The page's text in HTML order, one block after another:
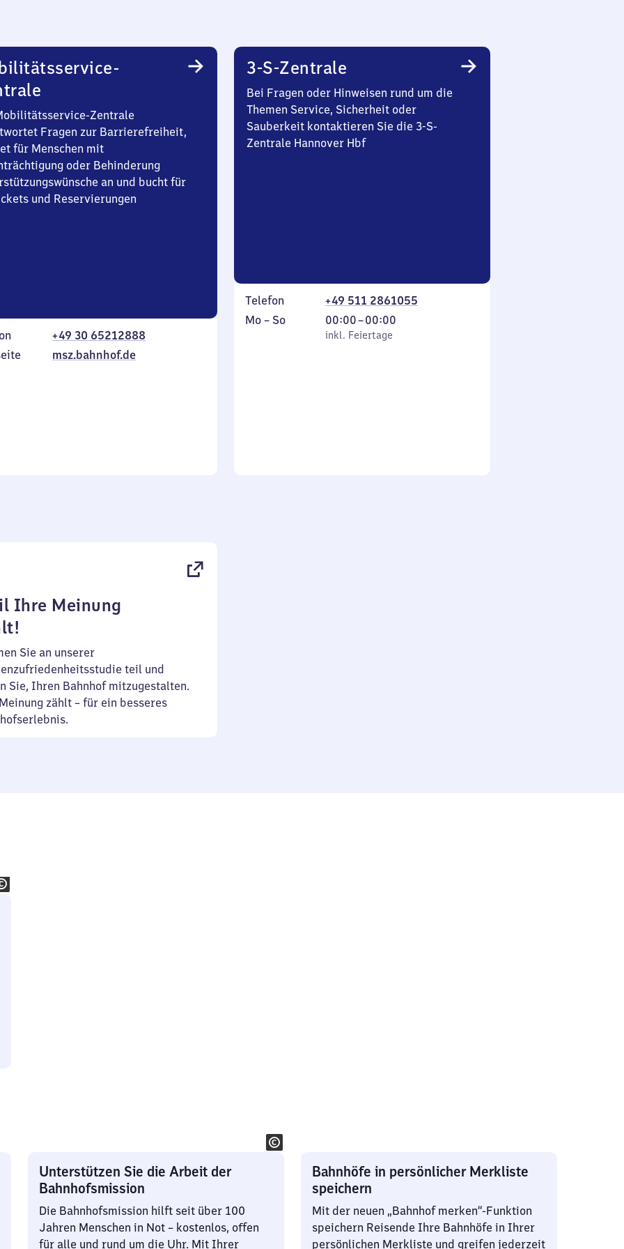
Zentrale
Fragen zur Barrierefreiheit,
für Menschen mit
oder Behinderung
an und bucht für
und Reservierungen
+49 30 65212888
msz.bahnhof.de
3-S-Zentrale
Bei Fragen oder Hinweisen rund um die
Themen Service, Sicherheit oder
Sauberkeit kontaktieren Sie die 3-S-
Zentrale Hannover Hbf
Telefon
+49 511 2861055
Montag
Mo – So,
inkl. Feiertage
00:00–00:00
Von
0
inkl. Feiertage
Ihre Meinung
Sie an unserer
teil und
Sie, Ihren Bahnhof mitzugestalten.
zählt – für ein besseres
Unterstützen Sie die Arbeit der
Bahnhofsmission
Die Bahnhofsmission hilft seit über 100
Jahren Menschen in Not – kostenlos, offen
für alle und rund um die Uhr. Mit Ihrer
Bahnhöfe in persönlicher Merkliste
speichern
Mit der neuen „Bahnhof merken“-Funktion
speichern Reisende Ihre Bahnhöfe in Ihrer
persönlichen Merkliste und greifen jederzeit